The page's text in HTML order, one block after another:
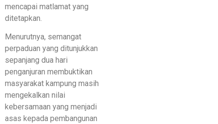
mencapai matlamat yang
ditetapkan.
Menurutnya, semangat
perpaduan yang ditunjukkan
sepanjang dua hari
penganjuran membuktikan
masyarakat kampung masih
mengekalkan nilai
kebersamaan yang menjadi
asas kepada pembangunan